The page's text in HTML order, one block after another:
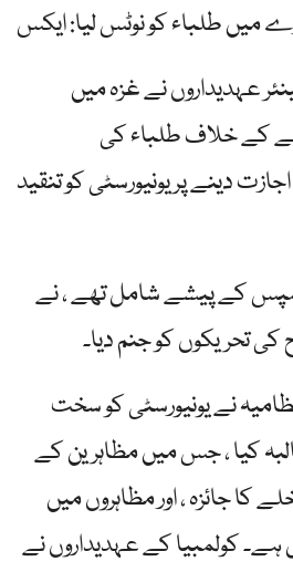
میں طلباء کو نوٹس لیا: ایکس
عہدیداروں نے غزہ میں
کے خلاف طلباء کی
دینے پر یونیورسٹی کو تنقید
کے پیشے شامل تھے ، نے
تحریکوں کو جنم دیا۔
نے یونیورسٹی کو سخت
کیا ، جس میں مظاہرین کے
کا جائزہ ، اور مظاہروں میں
کولمبیا کے عہدیداروں نے